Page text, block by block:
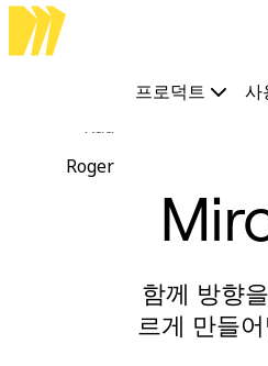
프로덕트
인텔리전트 캔버
워크플로
플랫폼
AI 개요
AI
커넥터
AI 플레이
MCP 서버
프로젝트 플랜
프로덕트 사
Roger
함께 방향
르게 만들